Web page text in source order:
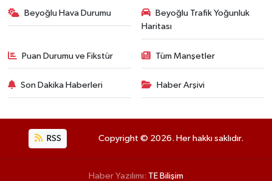
Beyoğlu Hava Durumu
Beyoğlu Trafik Yoğunluk
Haritası
Puan Durumu ve Fikstür Tüm Manşetler
Son Dakika Haberleri Haber Arşivi
RSS Copyright © 2026. Her hakkı saklıdır.
Haber Yazılımı: TE Bilişim